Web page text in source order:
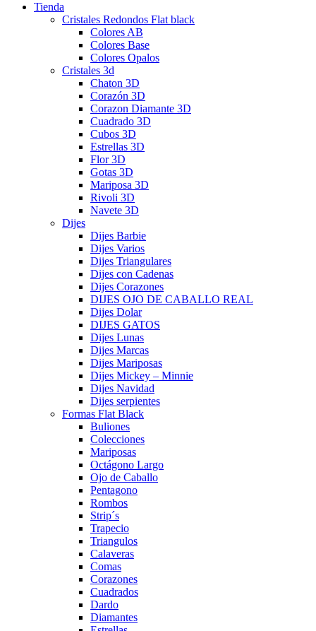
Tienda
Cristales Redondos Flat black
Colores AB
Colores Base
Colores Opalos
Cristales 3d
Chaton 3D
Corazón 3D
Corazon Diamante 3D
Cuadrado 3D
Cubos 3D
Estrellas 3D
Flor 3D
Gotas 3D
Mariposa 3D
Rivoli 3D
Navete 3D
Dijes
Dijes Barbie
Dijes Varios
Dijes Triangulares
Dijes con Cadenas
Dijes Corazones
DIJES OJO DE CABALLO REAL
Dijes Dolar
DIJES GATOS
Dijes Lunas
Dijes Marcas
Dijes Mariposas
Dijes Mickey – Minnie
Dijes Navidad
Dijes serpientes
Formas Flat Black
Buliones
Colecciones
Mariposas
Octágono Largo
Ojo de Caballo
Pentagono
Rombos
Strip´s
Trapecio
Triangulos
Calaveras
Comas
Corazones
Cuadrados
Dardo
Diamantes